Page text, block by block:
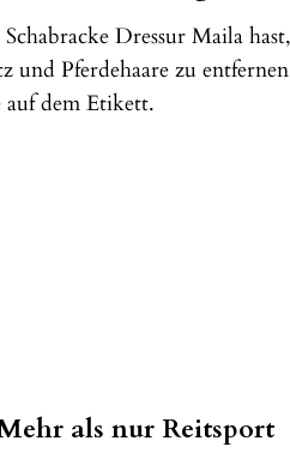
Dressur Maila
und Pferdehaare zu
auf dem Etikett.
als nur Reitsport